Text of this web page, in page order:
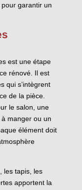
garantir un
est une étape
rénové. Il est
qui s’intègrent
de la pièce.
le salon, une
manger ou un
élément doit
les tapis, les
apportent la